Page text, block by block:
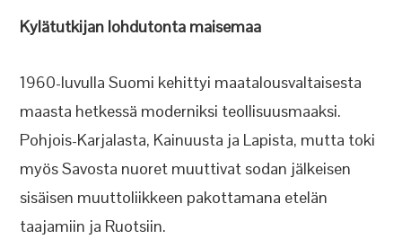
Kylätutkijan lohdutonta maisemaa
1960-luvulla Suomi kehittyi maatalousvaltaisesta
maasta hetkessä moderniksi teollisuusmaaksi.
Pohjois-Karjalasta, Kainuusta ja Lapista, mutta toki
myös Savosta nuoret muuttivat sodan jälkeisen
sisäisen muuttoliikkeen pakottamana etelän
taajamiin ja Ruotsiin.